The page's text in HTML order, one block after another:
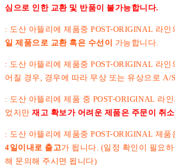
심으로 인한 교환 및 반품이 불가능합니다.
: 도산 아뜰리에 제품중 POST-ORIGINAL 라인
일 제품으로 교환 혹은 수선이
가능합니다.
: 도산 아뜰리에 제품중 POST-ORIGINAL 라인
어질 경우, 경우에 따라 무상 또는 유상으로 A/
: 도산 아뜰리에 제품 중 POST-ORIGINAL 라
었지만재고 확보가 어려운 제품은 주문이 취
: 도산 아뜰리에 제품중 POST-ORIGINAL 제품
4일이내로 출고가 됩니다. (일정 확인이 필요
해 문의해 주시면 됩니다)